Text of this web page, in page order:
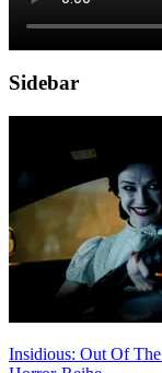
Sidebar
Insidious: Out Of